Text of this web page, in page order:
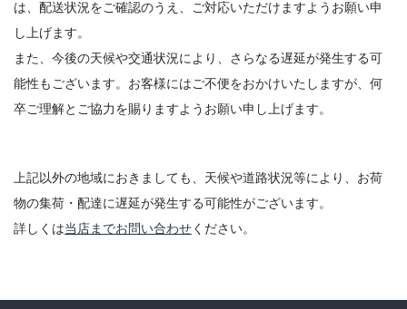
は、配送状況をご確認のうえ、ご対応いただけますようお願い申
し上げます。
また、今後の天候や交通状況により、さらなる遅延が発生する可
能性もございます。お客様にはご不便をおかけいたしますが、何
卒ご理解とご協力を賜りますようお願い申し上げます。
上記以外の地域におきましても、天候や道路状況等により、お荷
物の集荷・配達に遅延が発生する可能性がございます。
詳しくは当店までお問い合わせ ください。